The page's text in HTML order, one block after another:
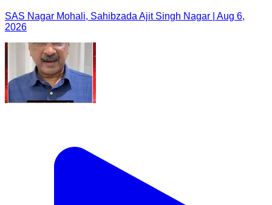
SAS Nagar Mohali, Sahibzada Ajit Singh Nagar | Aug 6,
2026